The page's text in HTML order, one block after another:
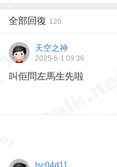
全部回復 120
天空之神
2025-6-1 09:36
叫佢問左馬生先啦
lsc04d11